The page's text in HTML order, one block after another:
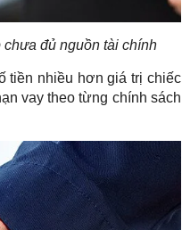
đủ nguồn tài chính
tiền nhiều hơn giá trị chiếc
vay theo từng chính sách